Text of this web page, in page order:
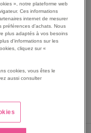
grip grâce à son
de ne pas
durant une
huileux.
», notre plateforme web
Ces informations
internet de mesurer
préférences d'achats. Nous
plus adaptés à vos besoins
d'informations sur les
cliquez sur «
cookies, vous êtes le
aussi consulter